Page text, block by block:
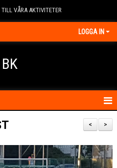
VÅRA AKTIVITETER
LOGGA IN
>
<